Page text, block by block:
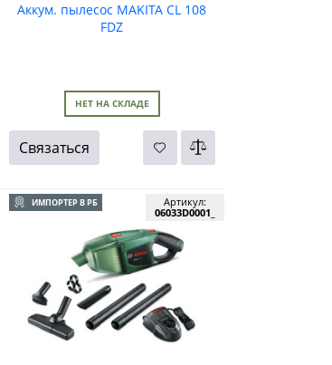
Аккум. пылесос MAKITA CL 108
FDZ
НЕТ НА СКЛАДЕ
Связаться
ИМПОРТЕР В РБ
Артикул:
06033D0001_